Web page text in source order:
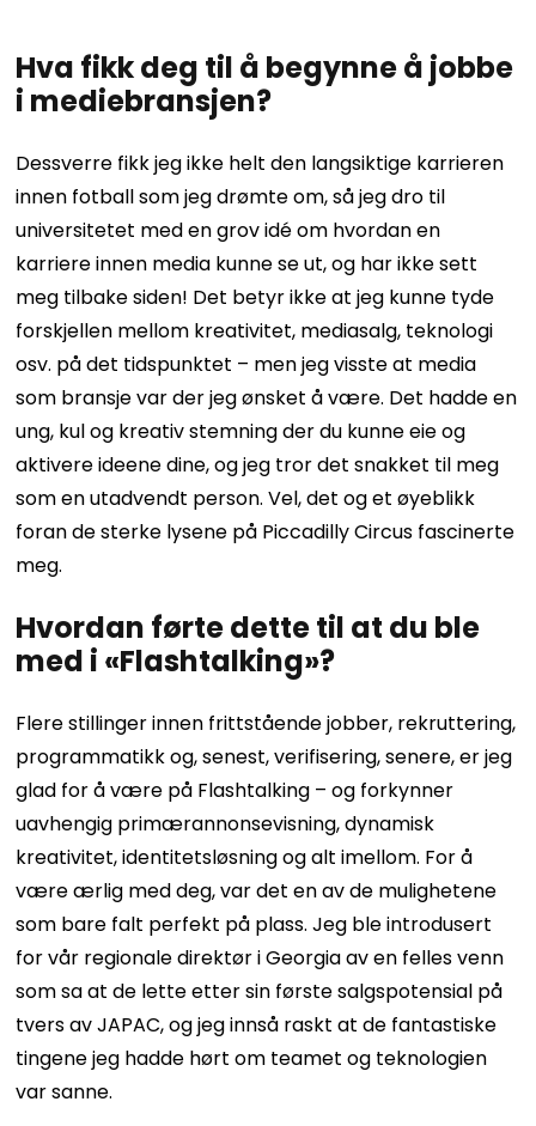
Hva fikk deg til å begynne å jobbe
i mediebransjen?
Dessverre fikk jeg ikke helt den langsiktige karrieren
innen fotball som jeg drømte om, så jeg dro til
universitetet med en grov idé om hvordan en
karriere innen media kunne se ut, og har ikke sett
meg tilbake siden! Det betyr ikke at jeg kunne tyde
forskjellen mellom kreativitet, mediasalg, teknologi
osv. på det tidspunktet – men jeg visste at media
som bransje var der jeg ønsket å være. Det hadde en
ung, kul og kreativ stemning der du kunne eie og
aktivere ideene dine, og jeg tror det snakket til meg
som en utadvendt person. Vel, det og et øyeblikk
foran de sterke lysene på Piccadilly Circus fascinerte
meg.
Hvordan førte dette til at du ble
med i «Flashtalking»?
Flere stillinger innen frittstående jobber, rekruttering,
programmatikk og, senest, verifisering, senere, er jeg
glad for å være på Flashtalking – og forkynner
uavhengig primærannonsevisning, dynamisk
kreativitet, identitetsløsning og alt imellom. For å
være ærlig med deg, var det en av de mulighetene
som bare falt perfekt på plass. Jeg ble introdusert
for vår regionale direktør i Georgia av en felles venn
som sa at de lette etter sin første salgspotensial på
tvers av JAPAC, og jeg innså raskt at de fantastiske
tingene jeg hadde hørt om teamet og teknologien
var sanne.